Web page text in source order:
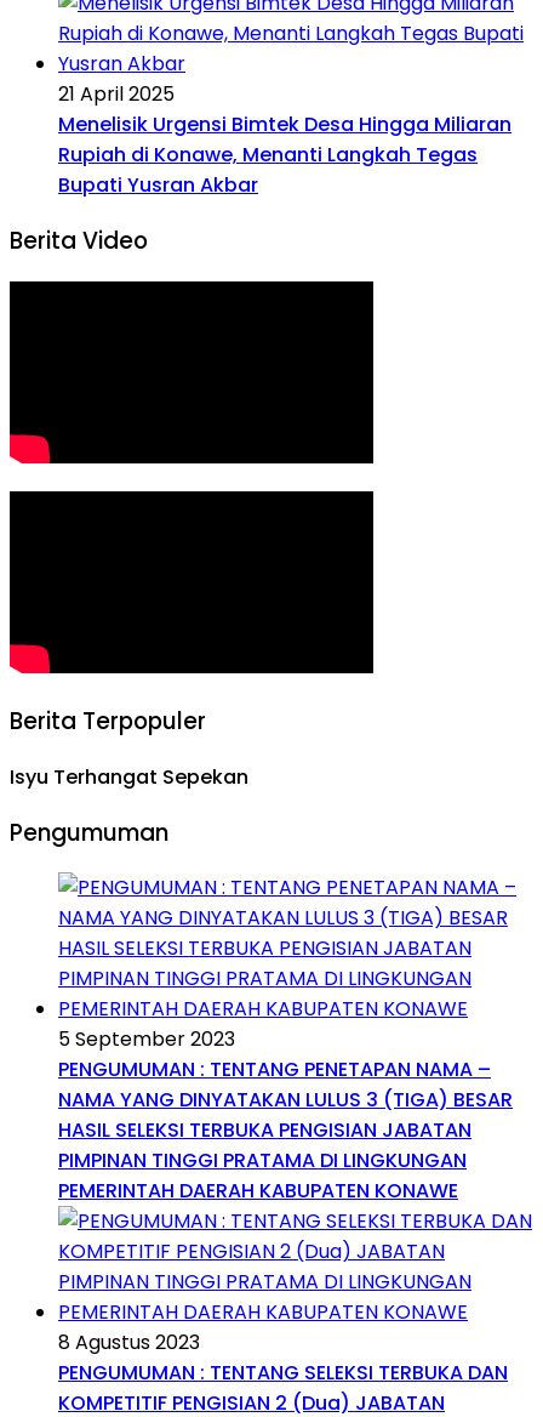
21 April 2025
Menelisik Urgensi Bimtek Desa Hingga Miliaran
Rupiah di Konawe, Menanti Langkah Tegas
Bupati Yusran Akbar
Berita Video
Berita Terpopuler
Isyu Terhangat Sepekan
Pengumuman
5 September 2023
PENGUMUMAN : TENTANG PENETAPAN NAMA –
NAMA YANG DINYATAKAN LULUS 3 (TIGA) BESAR
HASIL SELEKSI TERBUKA PENGISIAN JABATAN
PIMPINAN TINGGI PRATAMA DI LINGKUNGAN
PEMERINTAH DAERAH KABUPATEN KONAWE
8 Agustus 2023
PENGUMUMAN : TENTANG SELEKSI TERBUKA DAN
KOMPETITIF PENGISIAN 2 (Dua) JABATAN